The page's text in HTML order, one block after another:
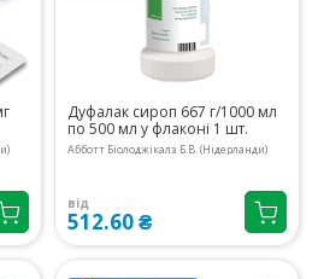
Дуфалак сироп 667 г/1000 мл
по 500 мл у флаконі 1 шт.
Абботт Біолоджікалз Б.В. (Нідерланди)
від
512.60 ₴